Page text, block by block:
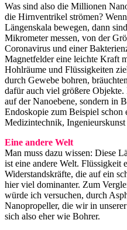
Was sind also die Millionen
die Hirnventrikel strömen?
Längenskala bewegen, dann
Mikrometer messen, von der
Coronavirus und einer
Magnetfelder eine leichte Kraft
Hohlräume und Flüssigkeiten
durch Gewebe bohren,
dafür auch viel größere
auf der Nanoebene, sondern in
Endoskopie zum Beispiel schon
Medizintechnik,
Eine andere Welt
Man muss dazu wissen: Diese
ist eine andere Welt. Flüssigkeit
Widerstandskräfte, die auf ein
hier viel dominanter. Zum
würde ich versuchen, durch
Nanopropeller, die wir in
sich also eher wie Bohrer.